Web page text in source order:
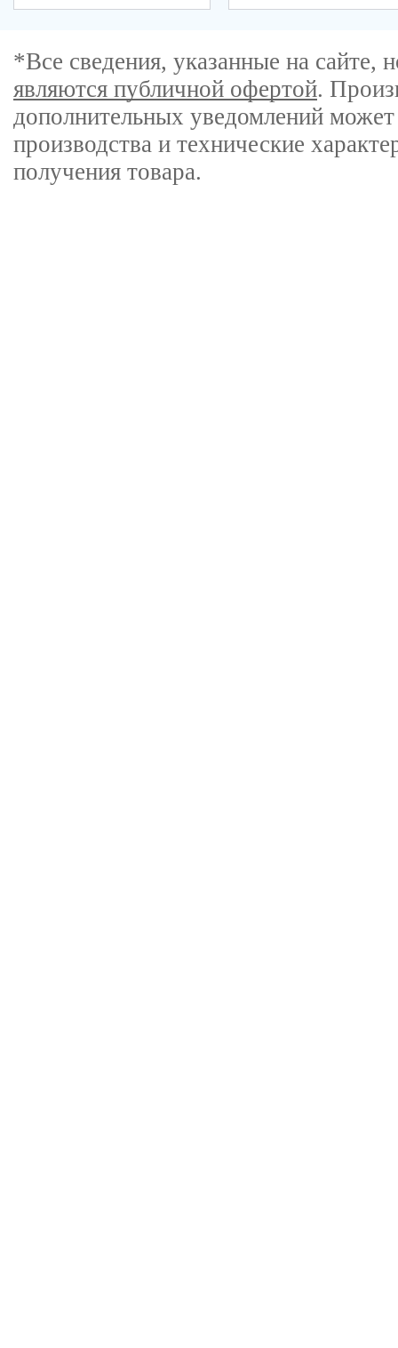
*Все сведения, указанные на
являются публичной офертой.
дополнительных уведомлений
производства и технические
получения товара.